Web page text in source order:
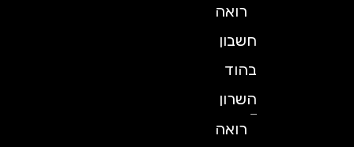
רואה
חשבון
בהוד
השרון
רואה